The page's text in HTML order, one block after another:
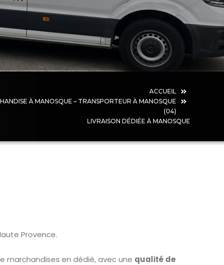
ACCUEIL
À MANOSQUE – TRANSPORTEUR À MANOSQUE
(04)
LIVRAISON DÉDIÉE À MANOSQUE
Provence.
marchandises en dédié, avec une qualité de